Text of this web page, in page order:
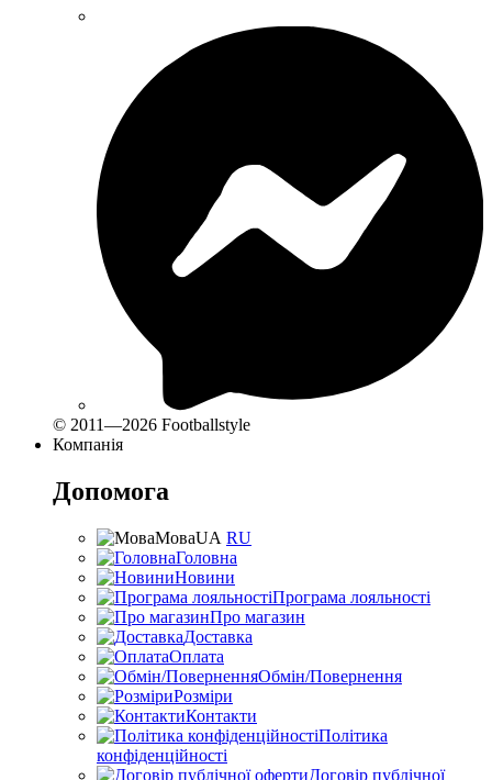
© 2011—2026 Footballstyle
Компанія
Допомога
МоваUA RU
Головна
Новини
Програма лояльності
Про магазин
Доставка
Оплата
Обмін/Повернення
Розміри
Контакти
Політика
конфіденційності
Договір публічної